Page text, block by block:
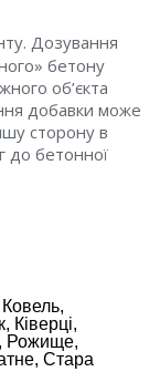
Дозування
бетону
об’єкта
добавки може
сторону в
до бетонної
Ківерці,
Рожище,
Стара